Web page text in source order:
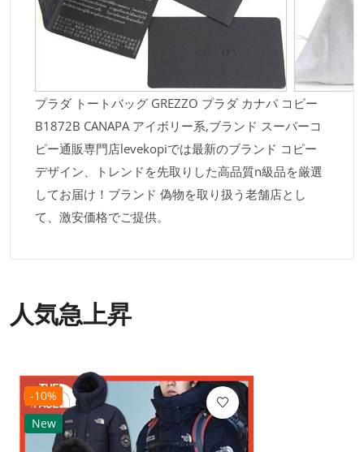
プラダ トートバッグ GREZZO プラダ カナパ コピー
B1872B CANAPA アイボリー系,ブランド スーパーコ
ピー通販専門店levekopiでは最新のブランド コピー
デザイン、トレンドを先取りした高品質n級品を厳選
してお届け！ブランド 偽物を取り扱う老舗店とし
て、激安価格でご提供。
人気急上昇
-10%
New